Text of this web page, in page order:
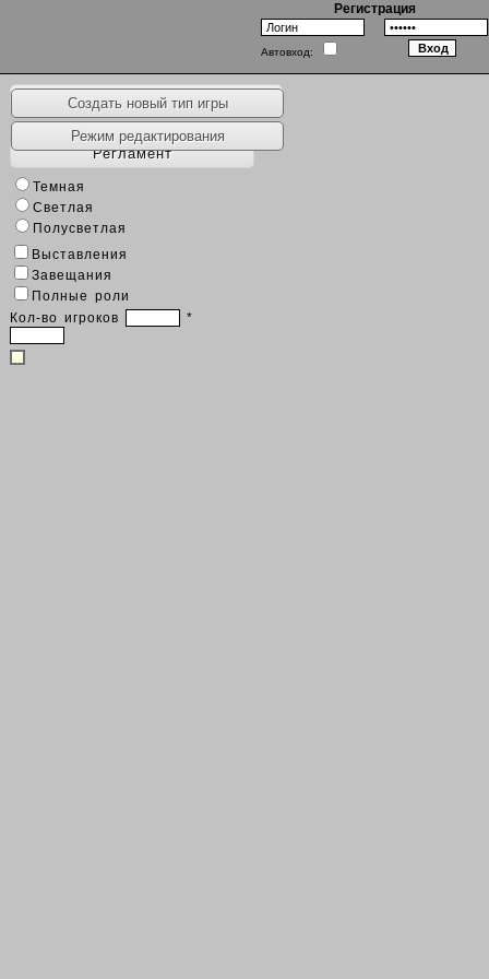
Регистрация
Автовход:
Наборы игр
Создать новый тип игры
Режим редактирования
Регламент
Темная
Светлая
Полусветлая
Выставления
Завещания
Полные роли
Кол-во игроков
*